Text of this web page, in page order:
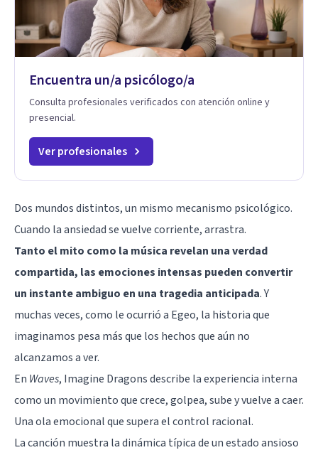
Encuentra un/a psicólogo/a
Consulta profesionales verificados con atención online y
presencial.
Ver profesionales
Dos mundos distintos, un mismo mecanismo psicológico.
Cuando laansiedadse vuelve corriente, arrastra.
Tanto el mito como la música revelan una verdad
compartida, las emociones intensas pueden convertir
un instante ambiguo en una tragedia anticipada. Y
muchas veces, como le ocurrió a Egeo, la historia que
imaginamos pesa más que los hechos que aún no
alcanzamos a ver.
En Waves, Imagine Dragons describe la experiencia interna
como un movimiento que crece, golpea, sube y vuelve a caer.
Una ola emocional que supera el control racional.
La canción muestra la dinámica típica de un estado ansioso